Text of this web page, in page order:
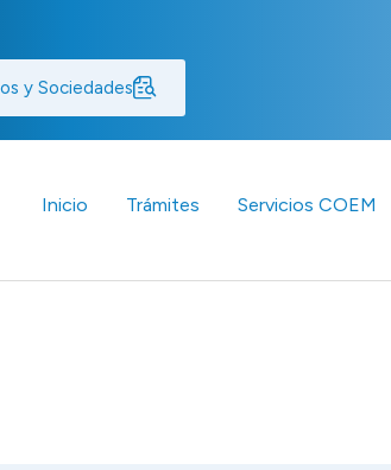
y Sociedades
Inicio Trámites Servicios COEM